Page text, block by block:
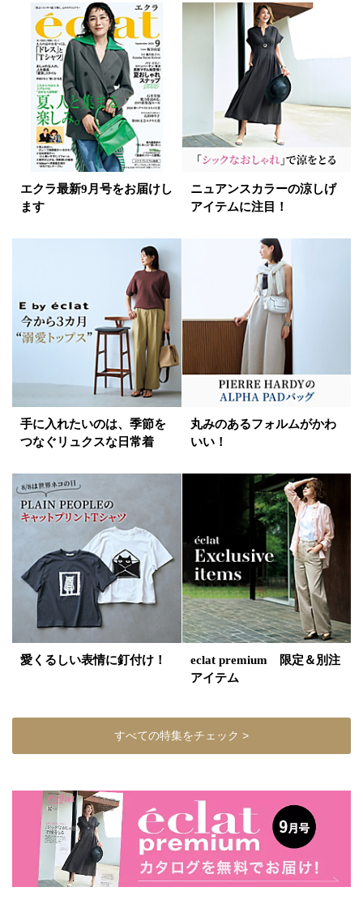
イエロー レッド ピンク
パープル グリーン ブルー
ゴールド シルバー マルチ
エクラ最新9月号をお届けし
ます
ニュアンスカラーの涼しげ
アイテムに注目！
手に入れたいのは、季節を
つなぐリュクスな日常着
丸みのあるフォルムがかわ
いい！
愛くるしい表情に釘付け！
eclat premium 限定＆別注
アイテム
すべての特集をチェック >